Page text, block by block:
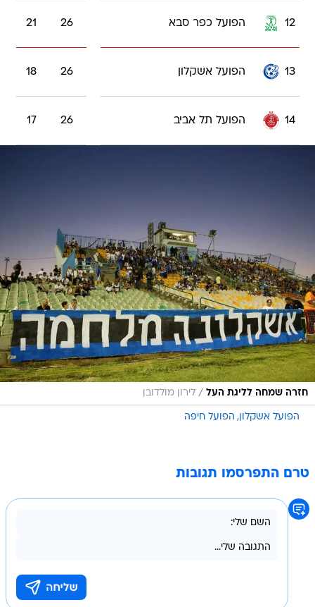
12 הפועל כפר סבא 26
21
13 הפועל אשקלון 26
18
14 הפועל תל אביב 26
17
חזרה שמחה לליגת העל / לירון מולדובן
הפועל אשקלון הפועל חיפה
טרם התפרסמו תגובות